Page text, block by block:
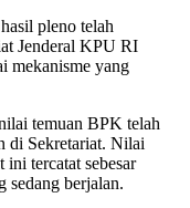
pleno telah
Jenderal KPU RI
mekanisme yang
temuan BPK telah
di Sekretariat. Nilai
ini tercatat sebesar
sedang berjalan.